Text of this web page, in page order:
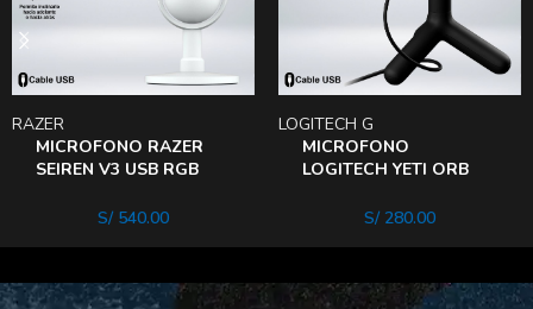
MICROFONO RAZER
SEIREN V3 USB RGB
TOUCH SILENT
RAZER
S/540.00
MICROFONO
LOGITECH YETI ORB
AND PLAY USB
LOGITECH G
S/280.00